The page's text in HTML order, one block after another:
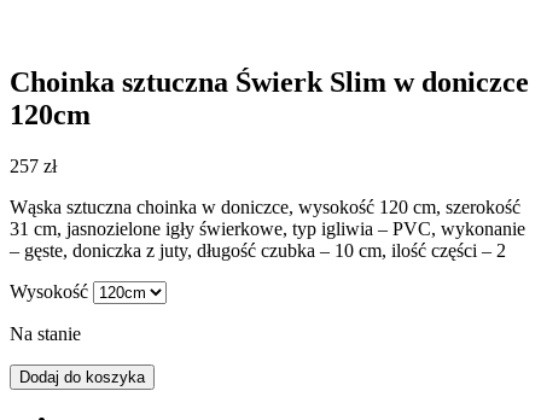
Choinka sztuczna Świerk Slim w doniczce
120cm
257 zł
Wąska sztuczna choinka w doniczce, wysokość 120 cm, szerokość
31 cm, jasnozielone igły świerkowe, typ igliwia – PVC, wykonanie
– gęste, doniczka z juty, długość czubka – 10 cm, ilość części – 2
Wysokość
Na stanie
Dodaj do koszyka